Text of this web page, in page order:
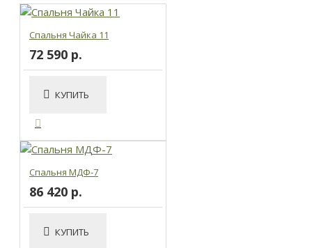
Спальня Чайка 11
72 590 р.
КУПИТЬ
Спальня МДФ-7
86 420 р.
КУПИТЬ